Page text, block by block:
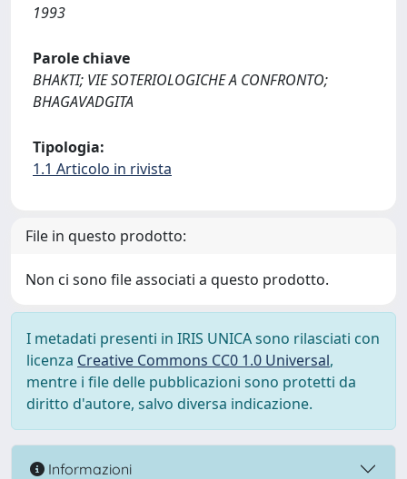
1993
Parole chiave
BHAKTI; VIE SOTERIOLOGICHE A CONFRONTO;
BHAGAVADGITA
Tipologia:
1.1 Articolo in rivista
File in questo prodotto:
Non ci sono file associati a questo prodotto.
I metadati presenti in IRIS UNICA sono rilasciati con
licenza Creative Commons CC0 1.0 Universal,
mentre i file delle pubblicazioni sono protetti da
diritto d'autore, salvo diversa indicazione.
Informazioni